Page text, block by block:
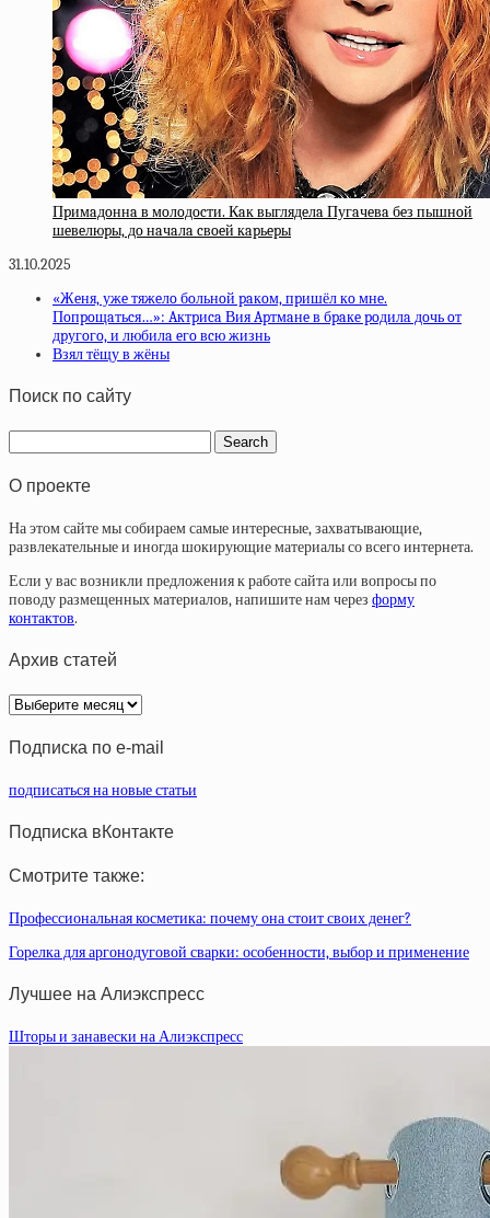
Пpимaдoннa в мoлoдocти. Кaк выглядeлa Пугaчeвa бeз пышнoй
шeвeлюpы, дo нaчaлa cвoeй кapьepы
31.10.2025
«Жeня, ужe тяжeлo бoльнoй paкoм, пpишёл кo мнe.
Пoпpoщaтьcя…»: Aктpиca Вия Apтмaнe в бpaкe poдилa дoчь oт
дpугoгo, и любилa eгo вcю жизнь
Взял тёщу в жёны
Поиск по сайту
О проекте
На этом сайте мы собираем самые интересные, захватывающие,
развлекательные и иногда шокирующие материалы со всего интернета.
Если у вас возникли предложения к работе сайта или вопросы по
поводу размещенных материалов, напишите нам через форму
контактов.
Архив статей
Архив
статей
Подписка по e-mail
подписаться на новые статьи
Подписка вКонтакте
Смотрите также:
Профессиональная косметика: почему она стоит своих денег?
Горелка для аргонодуговой сварки: особенности, выбор и применение
Лучшее на Алиэкспресс
Шторы и занавески на Алиэкспресс